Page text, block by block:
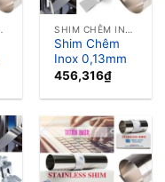
Shim Chêm
Inox 0,13mm
456,316₫